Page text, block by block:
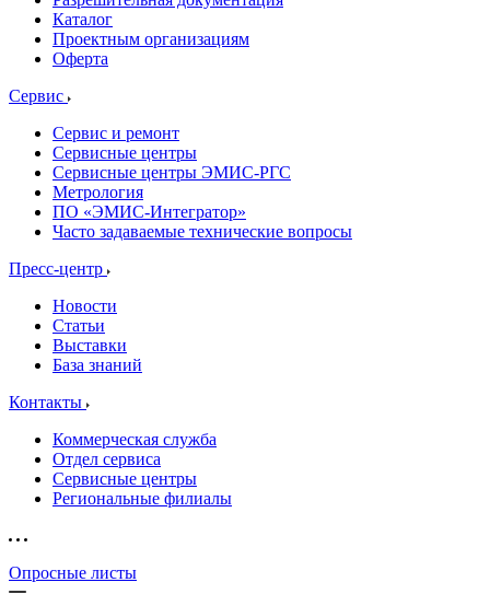
Каталог
Проектным организациям
Оферта
Сервис
Сервис и ремонт
Сервисные центры
Сервисные центры ЭМИС-РГС
Метрология
ПО «ЭМИС-Интегратор»
Часто задаваемые технические вопросы
Пресс-центр
Новости
Статьи
Выставки
База знаний
Контакты
Коммерческая служба
Отдел сервиса
Сервисные центры
Региональные филиалы
Опросные листы